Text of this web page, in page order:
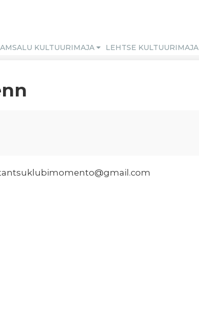
KULTUURIMAJA LEHTSE KULTUURIMAJA